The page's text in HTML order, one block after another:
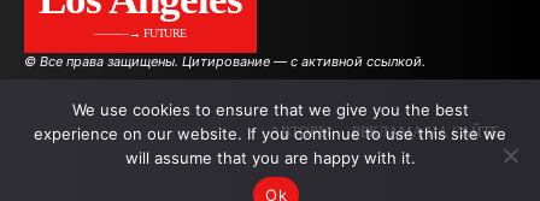
———→ FUTURE
© Все права защищены. Цитирование — с активной ссылкой.
АВТОРЫ РЕКЛАМА НА САЙТЕ
We use cookies to ensure that we give you the best
experience on our website. If you continue to use this site we
will assume that you are happy with it.
Ok